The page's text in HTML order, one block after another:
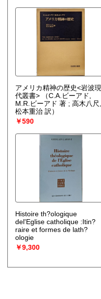
アメリカ精神の歴史<岩波現
代叢書>
（C.A.ビーアド,
M.R.ビーアド 著 ; 高木八尺,
松本重治 訳）
￥590
Histoire th?ologique
del'Eglise catholique :Itin?
raire et formes de lath?
ologie
￥9,300